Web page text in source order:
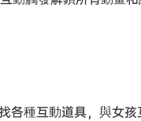
種互動道具，與女孩